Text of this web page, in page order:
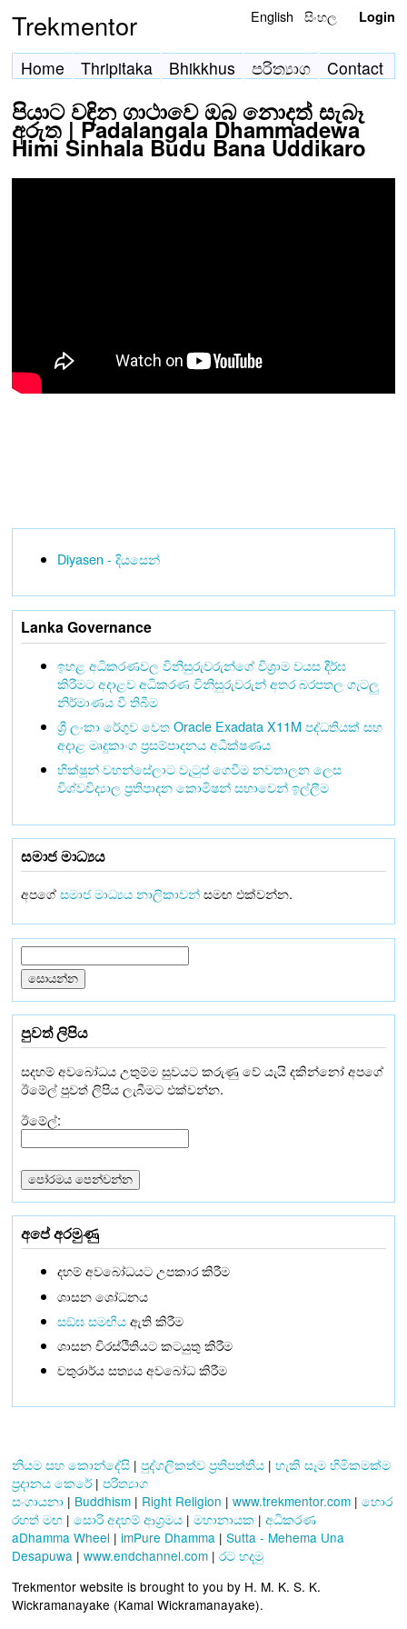
Trekmentor English සිංහල Login
Home Thripitaka Bhikkhus පරිත්‍යාග Contact
පියාට වඳින ගාථාවෙ ඔබ නොදත් සැබෑ
අරුත | Padalangala Dhammadewa
Himi Sinhala Budu Bana Uddikaro
Diyasen - දියසෙන්
Lanka Governance
ඉහළ අධිකරණවල විනිසුරුවරුන්ගේ විශ්‍රාම වයස දීර්ඝ
කිරීමට අදාළව අධිකරණ විනිසුරුවරුන් අතර බරපතල ගැටලු
නිර්මාණය වී තිබීම
ශ්‍රී ලංකා රේගුව වෙත Oracle Exadata X11M පද්ධතියක් සහ
අදාළ මෘදුකාංග ප්‍රසම්පාදනය අධීක්ෂණය
භික්ෂූන් වහන්සේලාට වැටුප් ගෙවීම නවතාලන ලෙස
විශ්වවිද්‍යාල ප්‍රතිපාදන කොමිෂන් සභාවෙන් ඉල්ලීම
සමාජ මාධ්‍යය
අපගේසමාජ මාධ්‍යය නාලිකාවන්සමඟ එක්වන්න.
පුවත් ලිපිය
සදහම් අවබෝධය උතුම්ම සුවයට කරුණු වේ යැයි දකින්නෝ අපගේ
ඊමේල් පුවත් ලිපිය ලැබීමට එක්වන්න.
ඊමේල්:
අපේ අරමුණු
දහම් අවබෝධයට උපකාර කිරීම
ශාසන ශෝධනය
සඞ්‌ඝ සමඟියඇති කිරීම
ශාසන චිරස්ථිතියට කටයුතු කිරීම
චතුරාර්ය සත්‍යය අවබෝධ කිරීම
නියම සහ කොන්දේසි | පුද්ගලිකත්ව ප්‍රතිපත්තිය | හැකි සෑම හිමිකමක්ම
ප්‍රදානය කෙරේ | පරිත්‍යාග
සංගායනා | Buddhism | Right Religion | www.trekmentor.com | හොර
රහත් මඟ | සොරි අදහම් ආශ්‍රමය | මහානායක | අධිකරණ
aDhamma Wheel | imPure Dhamma | Sutta - Mehema Una
Desapuwa | www.endchannel.com | රට හදමු
Trekmentor website is brought to you by H. M. K. S. K.
Wickramanayake (Kamal Wickramanayake).